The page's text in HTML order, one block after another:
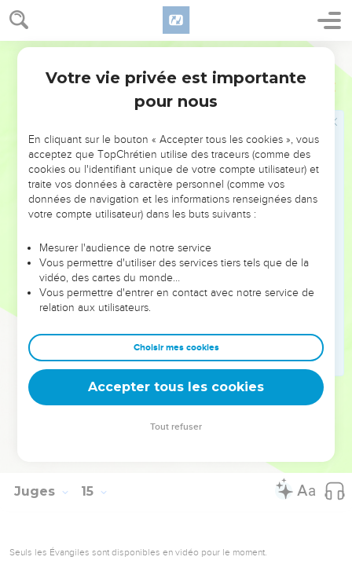
Juges 14
dépouiller que vous nous avez invités, n'est-ce pas ?
16 La femme de Samson pleurait auprès de lui, et disait : Tu
proposé une énigme aux enfants de mon peuple, et tu ne
me l'as point expliquée ! Et il lui répondait : Je ne l'ai
l'expliquerais ?
Elle pleura auprès de lui pendant les sept jours que dura
leur festin ; et le septième jour, il la lui expliqua, car elle le
tourmentait. Et elle donna l'explication de l'énigme aux
enfants de son peuple.
Les gens de la ville dirent à Samson le septième jour,
avant le coucher du soleil : Quoi de plus doux que le miel, et
quoi de plus fort que le lion ? Et il leur dit : Si vous n'aviez
pas labouré avec ma génisse, vous n'auriez pas découvert
mon énigme.
L'esprit de l'Éternel le saisit, et il descendit à Askalon. Il y
tua trente hommes, prit leurs dépouilles, et donna les
vêtements de rechange à ceux qui avaient expliqué
l'énigme. Il était enflammé de colère, et il monta à la maison
Juges 15
Seuls les Évangiles sont disponibles en vidéo pour le moment.
Votre vie privée est importante
pour nous
En cliquant sur le bouton « Accepter tous les cookies », vous
acceptez que TopChrétien utilise des traceurs (comme des
cookies ou l'identifiant unique de votre compte utilisateur) et
traite vos données à caractère personnel (comme vos
données de navigation et les informations renseignées dans
votre compte utilisateur) dans les buts suivants :
Mesurer l'audience de notre service
Vous permettre d'utiliser des services tiers tels que de la
vidéo, des cartes du monde…
Vous permettre d'entrer en contact avec notre service de
relation aux utilisateurs.
Choisir mes cookies
Accepter tous les cookies
Tout refuser